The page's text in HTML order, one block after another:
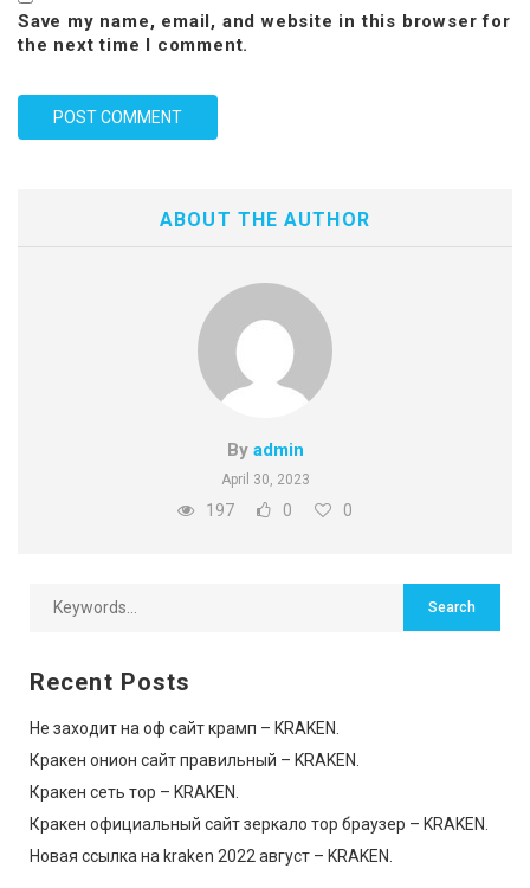
Save my name, email, and website in this browser for
the next time I comment.
ABOUT THE AUTHOR
By admin
April 30, 2023
197 0 0
Recent Posts
Не заходит на оф сайт крамп – KRAKEN.
Кракен онион сайт правильный – KRAKEN.
Кракен сеть тор – KRAKEN.
Кракен официальный сайт зеркало тор браузер – KRAKEN.
Новая ссылка на kraken 2022 август – KRAKEN.